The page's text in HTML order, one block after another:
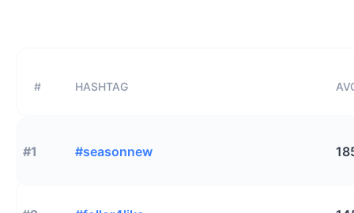
# HASHTAG
#1 #seasonnew